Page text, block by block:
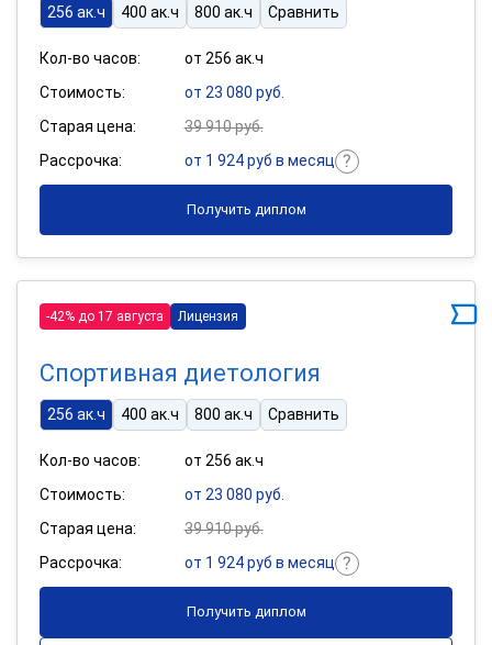
256 ак.ч 400 ак.ч 800 ак.ч Сравнить
Кол-во часов:
от 256 ак.ч
Стоимость:
от 23 080 руб.
Старая цена:
39 910 руб.
Рассрочка:
от 1 924 руб в месяц
Получить диплом
-42% до 17 августа Лицензия
Спортивная диетология
256 ак.ч 400 ак.ч 800 ак.ч Сравнить
Кол-во часов:
от 256 ак.ч
Стоимость:
от 23 080 руб.
Старая цена:
39 910 руб.
Рассрочка:
от 1 924 руб в месяц
Получить диплом